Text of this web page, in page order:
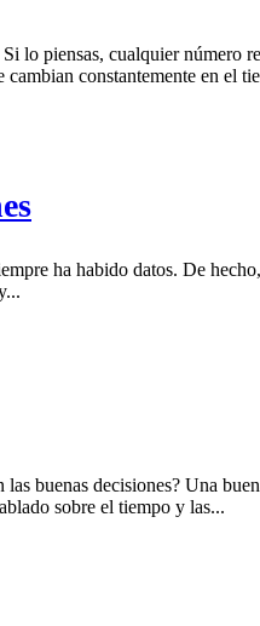
lo piensas, cualquier
constantemente en el
ha habido datos. De
buenas decisiones? Una
sobre el tiempo y las...